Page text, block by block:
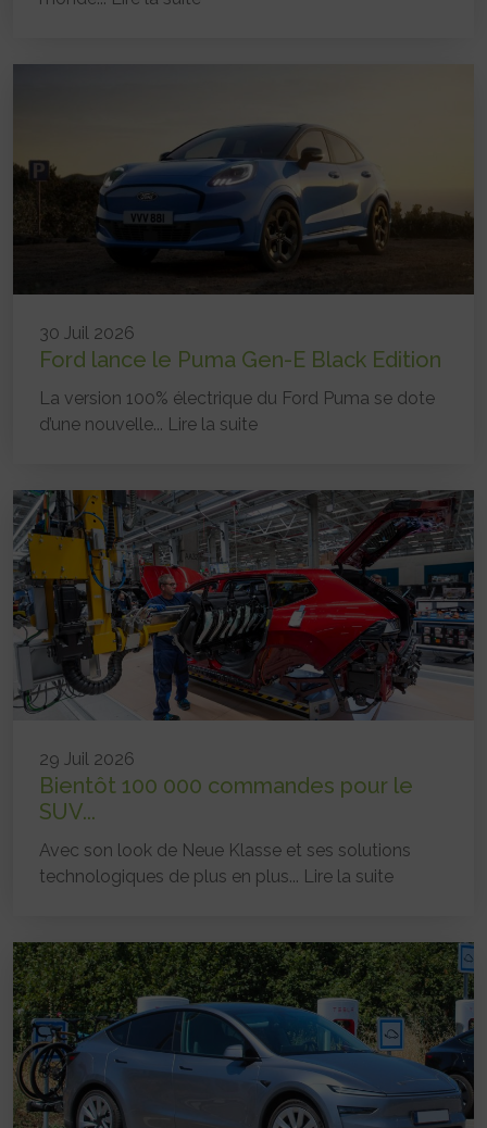
30 Juil 2026
Ford lance le Puma Gen-E Black Edition
La version 100% électrique du Ford Puma se dote
d’une nouvelle... Lire la suite
29 Juil 2026
Bientôt 100 000 commandes pour le
SUV...
Avec son look de Neue Klasse et ses solutions
technologiques de plus en plus... Lire la suite